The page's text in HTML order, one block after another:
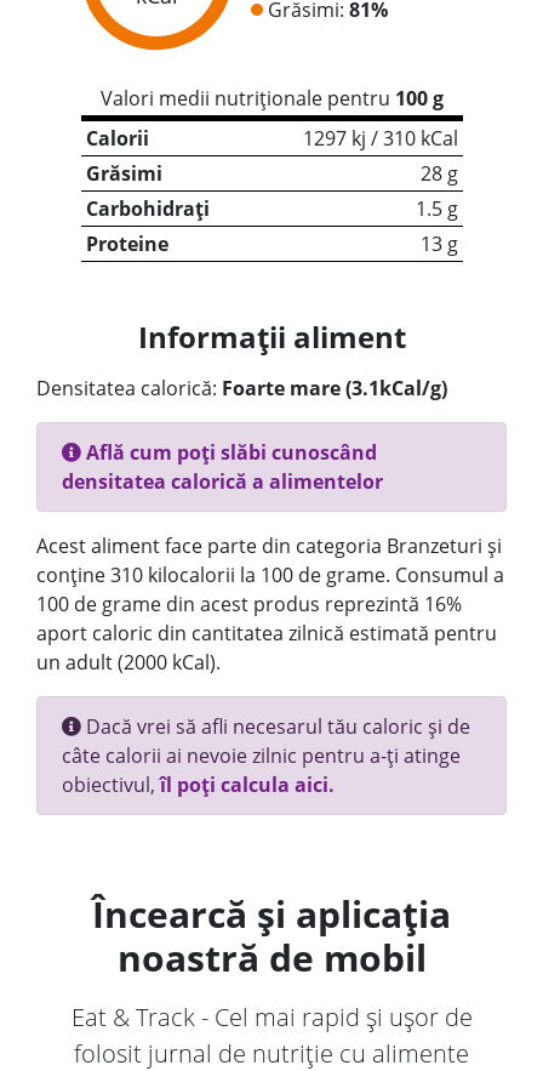
Grăsimi: 81%
Valori medii nutriționale pentru 100 g
Calorii
1297 kj / 310 kCal
Grăsimi
28 g
Carbohidrați
1.5 g
Proteine
13 g
Informații aliment
Densitatea calorică: Foarte mare (3.1kCal/g)
Află cum poți slăbi cunoscând
densitatea calorică a alimentelor
Acest aliment face parte din categoria Branzeturi și
conține 310 kilocalorii la 100 de grame. Consumul a
100 de grame din acest produs reprezintă 16%
aport caloric din cantitatea zilnică estimată pentru
un adult (2000 kCal).
Dacă vrei să afli necesarul tău caloric și de
câte calorii ai nevoie zilnic pentru a-ți atinge
obiectivul,îl poți calcula aici.
Încearcă și aplicația
noastră de mobil
Eat & Track - Cel mai rapid și ușor de
folosit jurnal de nutriție cu alimente